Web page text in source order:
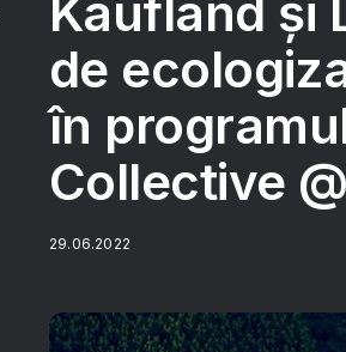
Kaufland și
de
în
Collective
29.06.2022